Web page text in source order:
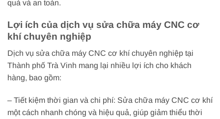
quả và an toàn.
Lợi ích của dịch vụ sửa chữa máy CNC cơ
khí chuyên nghiệp
Dịch vụ sửa chữa máy CNC cơ khí chuyên nghiệp tại
Thành phố Trà Vinh mang lại nhiều lợi ích cho khách
hàng, bao gồm:
– Tiết kiệm thời gian và chi phí: Sửa chữa máy CNC cơ khí
một cách nhanh chóng và hiệu quả, giúp giảm thiểu thời